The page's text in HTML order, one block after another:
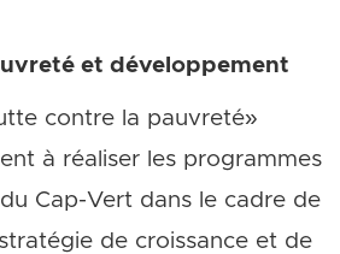
et développement
contre la pauvreté»
à réaliser les programmes
Cap-Vert dans le cadre de
de croissance et de